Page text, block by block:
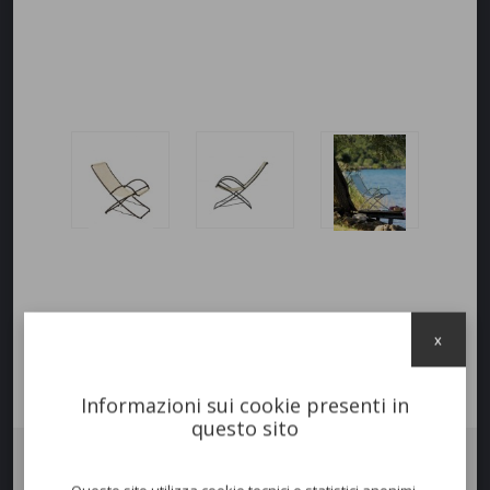
Informazioni sui cookie presenti in
questo sito
x